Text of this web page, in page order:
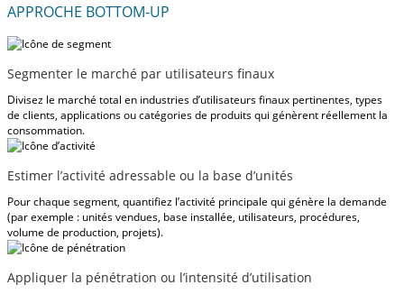
APPROCHE BOTTOM-UP
Segmenter le marché par utilisateurs finaux
Divisez le marché total en industries d’utilisateurs finaux pertinentes, types
de clients, applications ou catégories de produits qui génèrent réellement la
consommation.
Estimer l’activité adressable ou la base d’unités
Pour chaque segment, quantifiez l’activité principale qui génère la demande
(par exemple : unités vendues, base installée, utilisateurs, procédures,
volume de production, projets).
Appliquer la pénétration ou l’intensité d’utilisation